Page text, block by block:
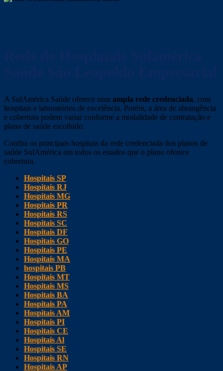
A SulAmérica Saúde oferece uma ampla rede credenciada, com
hospitais e laboratórios de excelência. Porém, a área de abrangência
e cobertura podem variar conforme a modalidade de contratação e
plano de saúde escolhido.
Confira os principais hospitais da rede credenciada dos planos de
saúde SulAmérica em todos os estados que o plano oferece
cobertura.
Hospitais SP
Hospitais RJ
Hospitais MG
Hospitais PR
Hospitais RS
Hospitais SC
Hospitais DF
Hospitais GO
Hospitais PE
Hospitais MA
hospitais PB
Hospitais MT
Hospitais MS
Hospitais BA
Hospitais PA
Hospitais AM
Hospitais PI
Hospitais CE
Hospitais Al
Hospitais SE
Hospitais RN
Hospitais AP